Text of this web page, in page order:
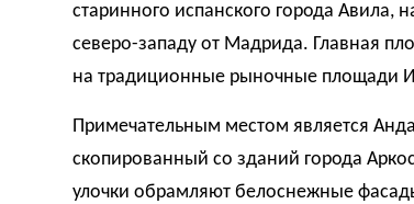
старинного испанского города Авила,
северо-западу от Мадрида. Главная
на традиционные рыночные площади
Примечательным местом является
скопированный со зданий города
улочки обрамляют белоснежные